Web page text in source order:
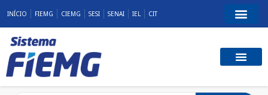
INÍCIO FIEMG CIEMG SESI SENAI IEL CIT